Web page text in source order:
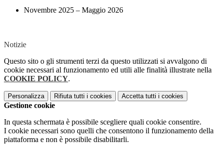
Novembre 2025 – Maggio 2026
Notizie
Questo sito o gli strumenti terzi da questo utilizzati si avvalgono di
cookie necessari al funzionamento ed utili alle finalità illustrate nella
COOKIE POLICY.
Personalizza Rifiuta tutti i cookies Accetta tutti i cookies
Gestione cookie
In questa schermata è possibile scegliere quali cookie consentire.
I cookie necessari sono quelli che consentono il funzionamento della
piattaforma e non è possibile disabilitarli.